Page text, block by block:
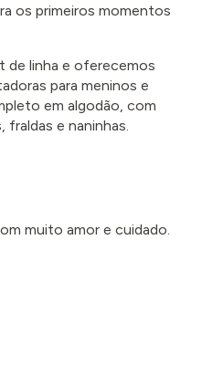
os primeiros momentos
de linha e oferecemos
para meninos e
em algodão, com
e naninhas.
muito amor e cuidado.